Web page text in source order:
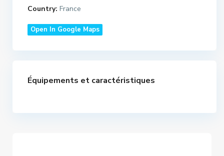
Country: France
Open In Google Maps
Équipements et caractéristiques